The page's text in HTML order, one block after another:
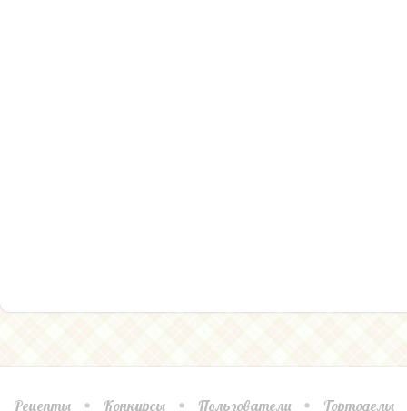
Рецепты Конкурсы Пользователи Тортоделы